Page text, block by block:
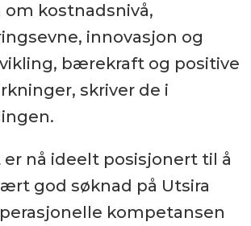
kostnadsnivå,
innovasjon og
bærekraft og positive
skriver de i
er nå ideelt posisjonert til å
god søknad på Utsira
kompetansen